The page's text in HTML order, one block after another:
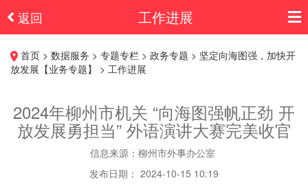
返回 工作进展
首页 > 数据服务 > 专题专栏 > 政务专题 > 坚定向海图强，加快开
放发展【业务专题】 > 工作进展
2024年柳州市机关 “向海图强帆正劲 开
放发展勇担当” 外语演讲大赛完美收官
信息来源：柳州市外事办公室
发布日期： 2024-10-15 10:19